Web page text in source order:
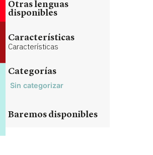
Otras lenguas
disponibles
Características
Características
Categorías
Sin categorizar
Baremos disponibles